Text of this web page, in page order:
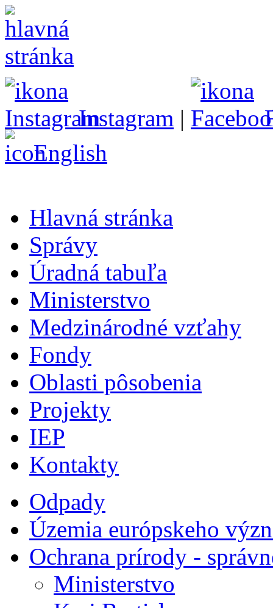
Instagram |
English
Hlavná stránka
Správy
Úradná tabuľa
Ministerstvo
Medzinárodné vzťahy
Fondy
Oblasti pôsobenia
Projekty
IEP
Kontakty
Odpady
Územia európskeho
Ochrana prírody -
Ministerstvo